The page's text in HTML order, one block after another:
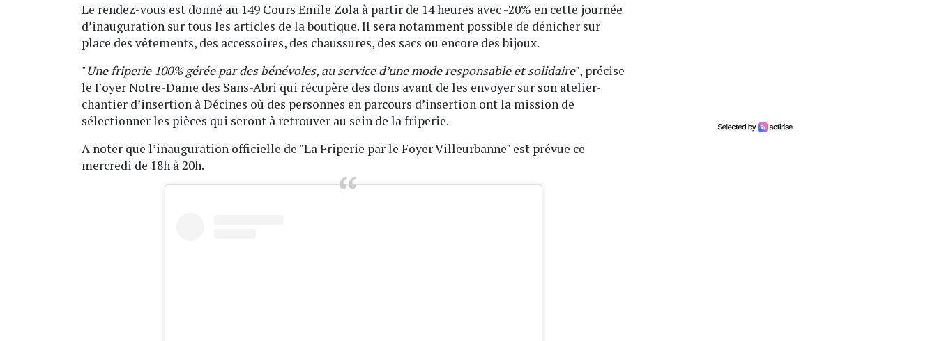
Le rendez-vous est donné au 149 Cours Emile Zola à partir de 14 heures avec -20% en cette journée
d’inauguration sur tous les articles de la boutique. Il sera notamment possible de dénicher sur
place des vêtements, des accessoires, des chaussures, des sacs ou encore des bijoux.
"Une friperie 100% gérée par des bénévoles, au service d’une mode responsable et solidaire", précise
le Foyer Notre-Dame des Sans-Abri qui récupère des dons avant de les envoyer sur son atelier-
chantier d’insertion à Décines où des personnes en parcours d’insertion ont la mission de
sélectionner les pièces qui seront à retrouver au sein de la friperie.
A noter que l’inauguration officielle de "La Friperie par le Foyer Villeurbanne" est prévue ce
mercredi de 18h à 20h.